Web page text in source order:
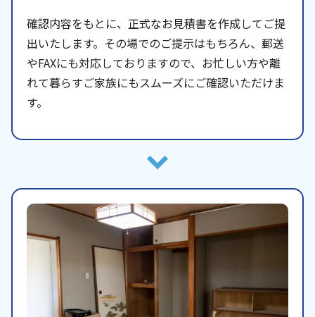
確認内容をもとに、正式なお見積書を作成してご提
出いたします。その場でのご提示はもちろん、郵送
やFAXにも対応しておりますので、お忙しい方や離
れて暮らすご家族にもスムーズにご確認いただけま
す。